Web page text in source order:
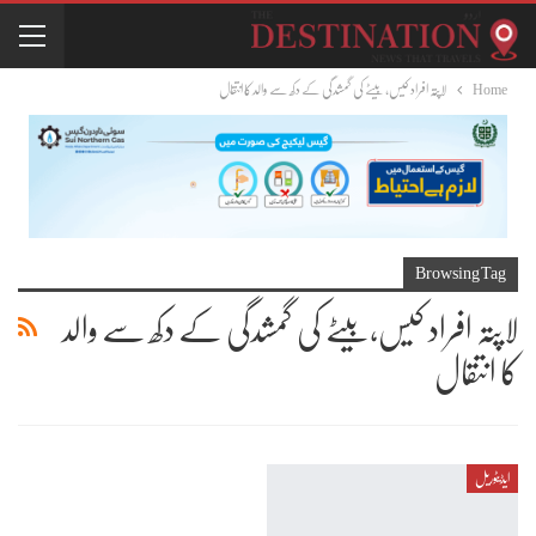
Home لاپتہ افراد کیس،بیٹے کی گمشدگی کے دکھ سے والد کا انتقال
Browsing Tag
لاپتہ افراد کیس،بیٹے کی گمشدگی کے دکھ سے والد
کا انتقال
ایڈیٹوریل